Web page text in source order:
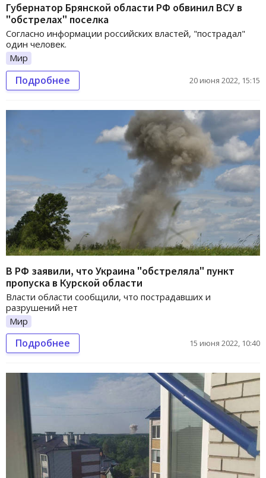
Губернатор Брянской области РФ обвинил ВСУ в
"обстрелах" поселка
Согласно информации российских властей, "пострадал"
один человек.
Мир
Подробнее 20 июня 2022, 15:15
В РФ заявили, что Украина "обстреляла" пункт
пропуска в Курской области
Власти области сообщили, что пострадавших и
разрушений нет
Мир
Подробнее 15 июня 2022, 10:40